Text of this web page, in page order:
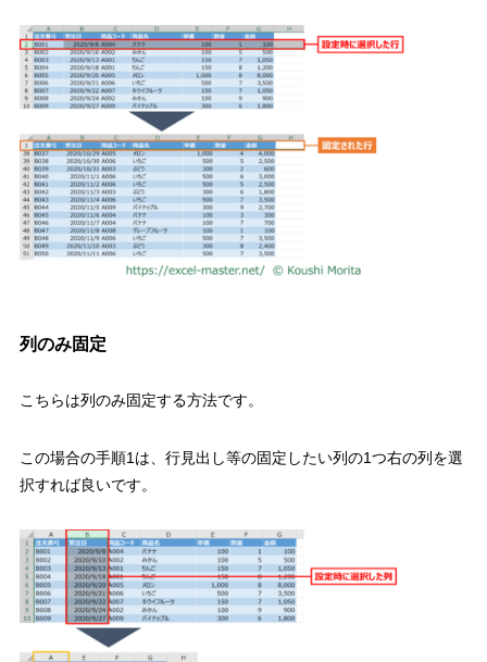
列のみ固定
こちらは列のみ固定する方法です。
この場合の手順1 は、行見出し等の固定したい列の1つ右の列を選
択すれば良いです。